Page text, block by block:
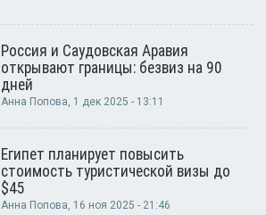
Россия и Саудовская Аравия
открывают границы: безвиз на 90
дней
Анна Попова, 1 дек 2025 - 13:11
Египет планирует повысить
стоимость туристической визы до
$45
Анна Попова, 16 ноя 2025 - 21:46